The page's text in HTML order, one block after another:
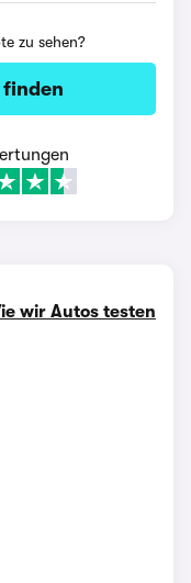
zu sehen?
finden
wir Autos testen